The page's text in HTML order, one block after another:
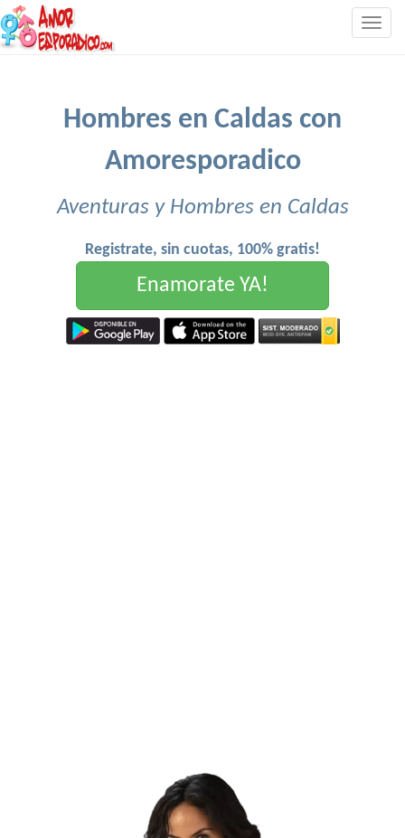
Hombres en Caldas con
Amoresporadico
Aventuras y Hombres en Caldas
Registrate, sin cuotas, 100% gratis!
Enamorate YA!